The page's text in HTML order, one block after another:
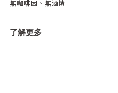
無咖啡因、無酒精
了解更多